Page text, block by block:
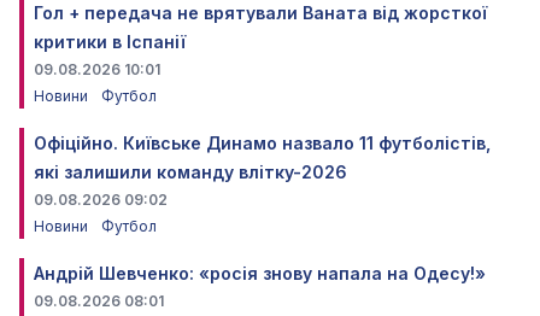
Гол + передача не врятували Ваната від жорсткої
критики в Іспанії
09.08.2026 10:01
Новини
Футбол
Офіційно. Київське Динамо назвало 11 футболістів,
які залишили команду влітку-2026
09.08.2026 09:02
Новини
Футбол
Андрій Шевченко: «росія знову напала на Одесу!»
09.08.2026 08:01